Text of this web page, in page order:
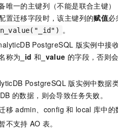
唯一的主键列（不能是联合主键），
置迁移字段时，该主键列的赋值必须
。
PostgreSQL 版实例中接收
称为 _id 和 _value 的字段，否则会
PostgreSQL 版实例中数据类
的数据，则会导致任务失败。
移 admin、config 和 local 库中的数
不支持 AO 表。